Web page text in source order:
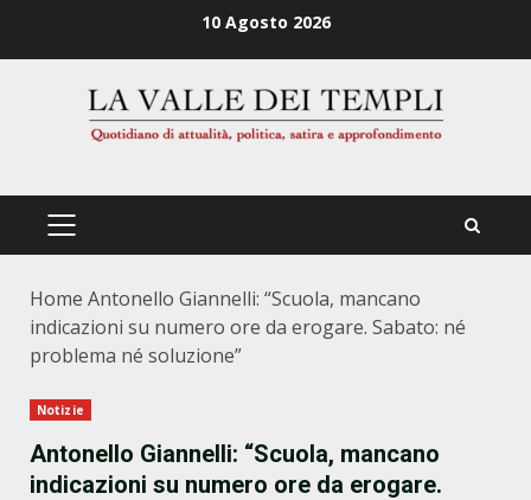
10 Agosto 2026
PRIMÄRES
Home Antonello Giannelli: “Scuola, mancano
indicazioni su numero ore da erogare. Sabato: né
problema né soluzione”
Notizie
Antonello Giannelli: “Scuola, mancano
indicazioni su numero ore da erogare.